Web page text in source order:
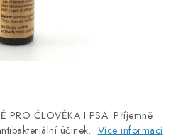
pojmů
Mapa serveru
PRO ČLOVĚKA I PSA. Příjemně
účinek. Více informací